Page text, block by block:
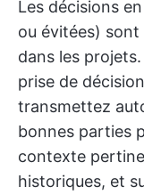
Les décisions
ou évitées)
dans les
prise de
transmettez
bonnes parties
contexte
historiques, et